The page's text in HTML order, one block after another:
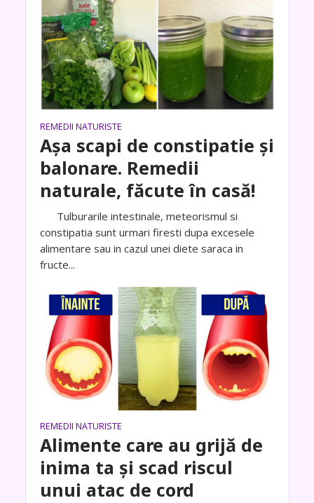
REMEDII NATURISTE
Așa scapi de constipatie și
balonare. Remedii
naturale, făcute în casă!
Tulburarile intestinale, meteorismul si
constipatia sunt urmari firesti dupa excesele
alimentare sau in cazul unei diete saraca in
fructe...
REMEDII NATURISTE
Alimente care au grijă de
inima ta și scad riscul
unui atac de cord